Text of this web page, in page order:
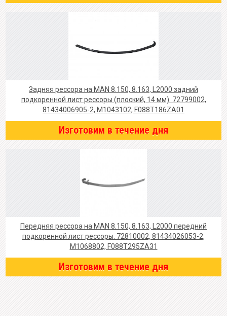
Задняя рессора на MAN 8.150, 8.163, L2000 задний
подкоренной лист рессоры (плоский, 14 мм). 72799002,
81434006905-2, M1043102, F088T186ZA01
Изготовим в течение дня
Передняя рессора на MAN 8.150, 8.163, L2000 передний
подкоренной лист рессоры. 72810002, 81434026053-2,
M1068802, F088T295ZA31
Изготовим в течение дня